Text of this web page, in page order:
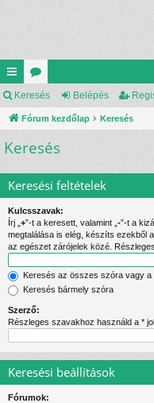
yo
rs
lin
k
ór
u
m
Keresés Belépés
Fórum kezdőlap Keresés
Keresés
Keresési feltételek
Kulcsszavak:
Írj „ +”-t a keresett, valamint „ -”-t a kizárandó szavak elé.
megtalálása is elég, készíts ezekből a
az egészet zárójelek közé.
Keresés az összes szóra vagy
Keresés bármely szóra
Szerző:
Részleges szavakhoz használd a *
Keresési beállítások
Fórumok: